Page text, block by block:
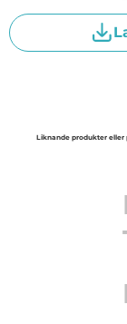
Liknande produkter eller